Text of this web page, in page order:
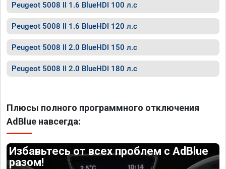
Peugeot 5008 II 1.6 BlueHDI 100 л.с
Peugeot 5008 II 1.6 BlueHDI 120 л.с
Peugeot 5008 II 2.0 BlueHDI 150 л.с
Peugeot 5008 II 2.0 BlueHDI 180 л.с
Плюсы полного программного отключения
AdBlue навсегда:
Избавьтесь от всех проблем с AdBlue
разом!